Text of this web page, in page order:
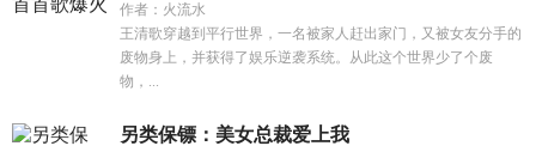
作者：火流水
王清歌穿越到平行世界，一名被家人赶出家门，又被女友分手的
废物身上，并获得了娱乐逆袭系统。从此这个世界少了个废
物，...
另类保镖：美女总裁爱上我